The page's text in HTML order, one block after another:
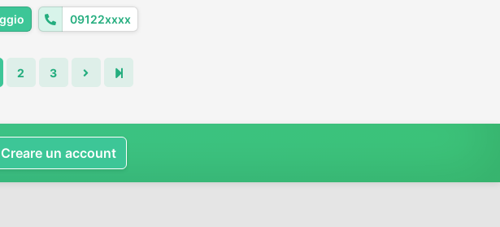
09122xxxx
2 3
Creare un account